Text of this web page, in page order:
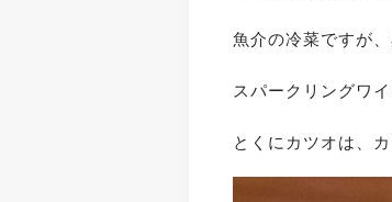
魚介の冷菜ですが
スパークリングワ
とくにカツオは、